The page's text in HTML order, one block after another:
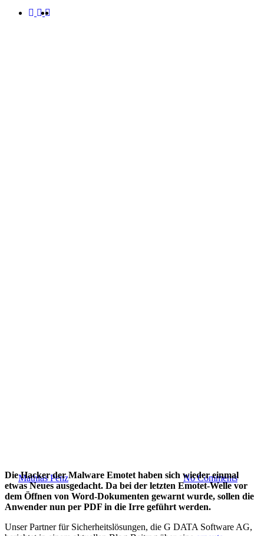
facebook
linkedin
instagram
By Mathias Penz4. März 2019August 9th, 2021No Comments
Die Hacker der Malware Emotet haben sich wieder einmal
etwas Neues ausgedacht. Da bei der letzten Emotet-Welle vor
dem Öffnen von Word-Dokumenten gewarnt wurde, sollen die
Anwender nun per PDF in die Irre geführt werden.
Unser Partner für Sicherheitslösungen, die G DATA Software AG,